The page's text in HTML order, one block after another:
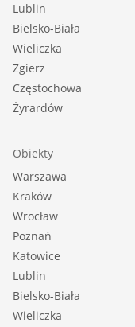
Lublin
Bielsko-Biała
Wieliczka
Zgierz
Częstochowa
Żyrardów
Obiekty
Warszawa
Kraków
Wrocław
Poznań
Katowice
Lublin
Bielsko-Biała
Wieliczka